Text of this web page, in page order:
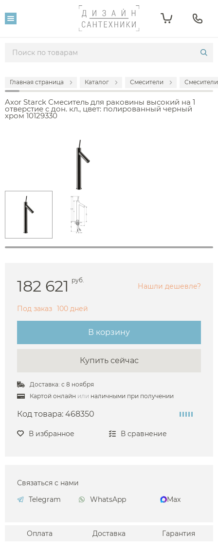
Главная страница Каталог Смесители
Axor Starck Смеситель для раковины высокий на 1
отверстие с дон. кл., цвет: полированный черный
хром 10129330
182 621 руб.
Нашли дешевле?
Под заказ 100 дней
В корзину
Купить сейчас
Доставка: с 8 ноября
Картой онлайн или наличными при получении
Код товара: 468350
В избранное В сравнение
Связаться с нами
Telegram
WhatsApp Max
Оплата Доставка Гарантия